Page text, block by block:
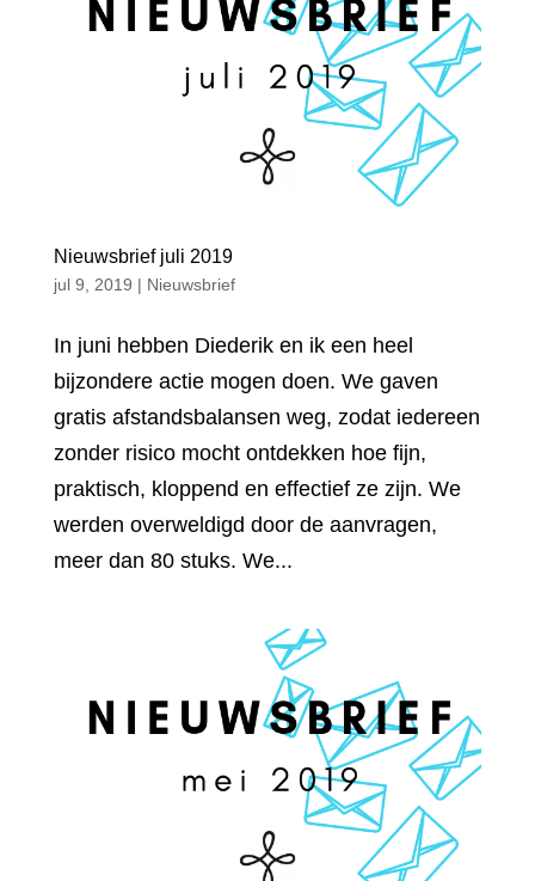
Nieuwsbrief juli 2019
jul 9, 2019 | Nieuwsbrief
In juni hebben Diederik en ik een heel
bijzondere actie mogen doen. We gaven
gratis afstandsbalansen weg, zodat iedereen
zonder risico mocht ontdekken hoe fijn,
praktisch, kloppend en effectief ze zijn. We
werden overweldigd door de aanvragen,
meer dan 80 stuks. We...